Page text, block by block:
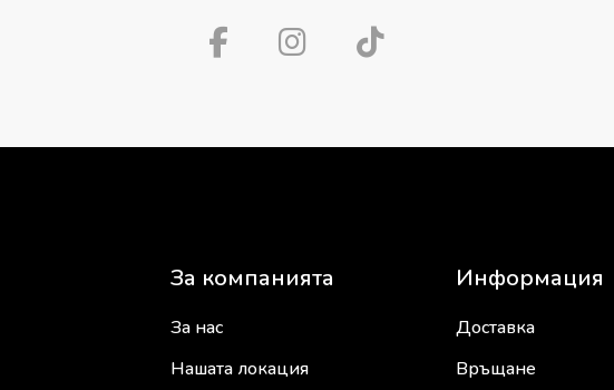
За компанията
За нас
Нашата локация
Информация
Доставка
Връщане